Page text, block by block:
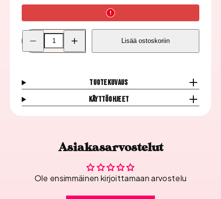
Pienennä
Kynsikoriste,
Kynsikoriste,
Lisää ostoskoriin
Tuotekuvaus
Käyttöohjeet
Asiakasarvostelut
Ole ensimmäinen kirjoittamaan arvostelu